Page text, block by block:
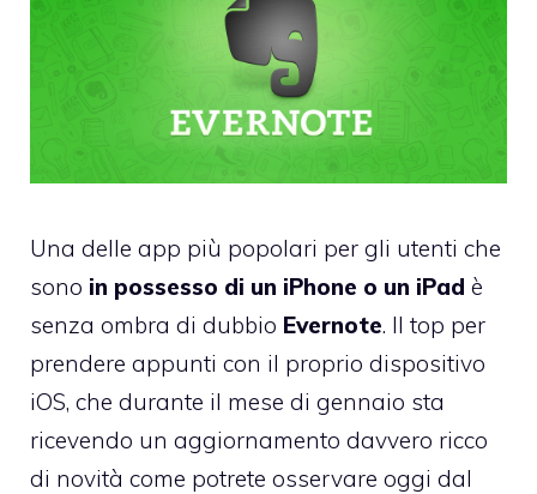
Una delle app più popolari per gli utenti che
sono in possesso di un iPhone o un iPad è
senza ombra di dubbio Evernote. Il top per
prendere appunti con il proprio dispositivo
iOS, che durante il mese di gennaio sta
ricevendo un aggiornamento davvero ricco
di novità come potrete osservare oggi dal